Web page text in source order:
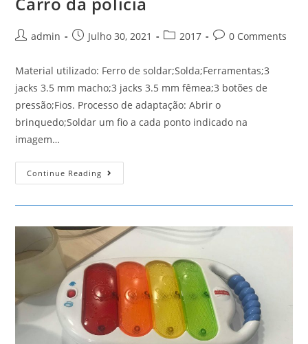
Postadmin
PostJulho 30, 2021
Post2017
Post0 Comments
Material utilizado: Ferro de soldar;Solda;Ferramentas;3
jacks 3.5 mm macho;3 jacks 3.5 mm fêmea;3 botões de
pressão;Fios. Processo de adaptação: Abrir o
brinquedo;Soldar um fio a cada ponto indicado na
imagem…
Continue Reading Carro
Da